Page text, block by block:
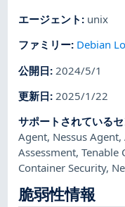
エージェント : unix
ファミリー: Debian
公開日: 2024/5/1
更新日: 2025/1/22
サポートされている
Agent, Nessus Agent,
Assessment,Tenable
Container Security,
脆弱性情報